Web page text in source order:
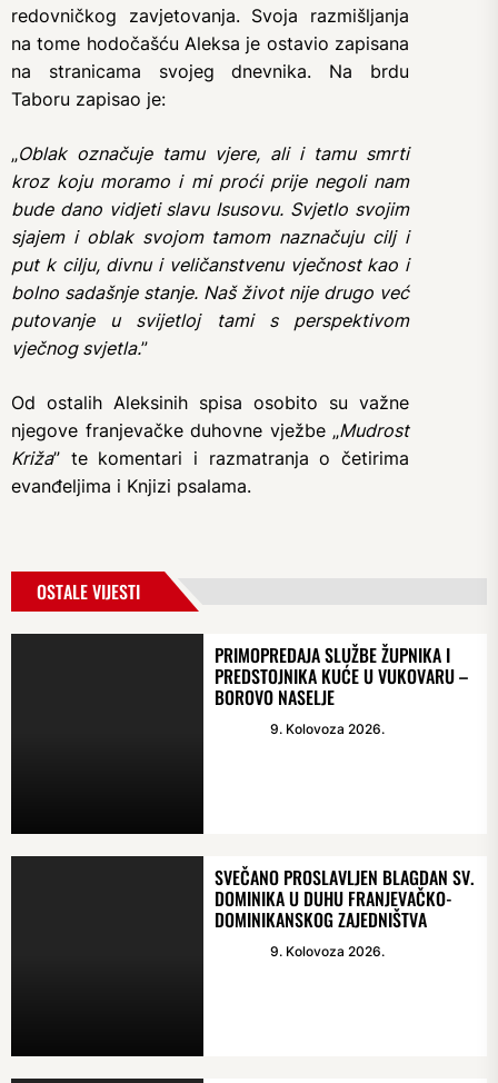
redovničkog zavjetovanja. Svoja razmišljanja
na tome hodočašću Aleksa je ostavio zapisana
na stranicama svojeg dnevnika. Na brdu
Taboru zapisao je:
„Oblak označuje tamu vjere, ali i tamu smrti
kroz koju moramo i mi proći prije negoli nam
bude dano vidjeti slavu Isusovu. Svjetlo svojim
sjajem i oblak svojom tamom naznačuju cilj i
put k cilju, divnu i veličanstvenu vječnost kao i
bolno sadašnje stanje. Naš život nije drugo već
putovanje u svijetloj tami s perspektivom
vječnog svjetla.”
Od ostalih Aleksinih spisa osobito su važne
njegove franjevačke duhovne vježbe „Mudrost
Križa” te komentari i razmatranja o četirima
evanđeljima i Knjizi psalama.
OSTALE VIJESTI
PRIMOPREDAJA SLUŽBE ŽUPNIKA I
PREDSTOJNIKA KUĆE U VUKOVARU –
BOROVO NASELJE
9. Kolovoza 2026.
SVEČANO PROSLAVLJEN BLAGDAN SV.
DOMINIKA U DUHU FRANJEVAČKO-
DOMINIKANSKOG ZAJEDNIŠTVA
9. Kolovoza 2026.